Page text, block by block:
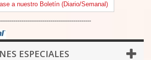
a nuestro Boletín (Diario/Semanal)
ESPECIALES